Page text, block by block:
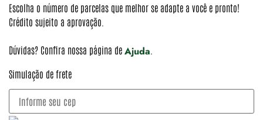
Escolha o número de parcelas que melhor se adapte a você e pronto!
Crédito sujeito a aprovação.
Dúvidas? Confira nossa página de Ajuda
Simulação de frete